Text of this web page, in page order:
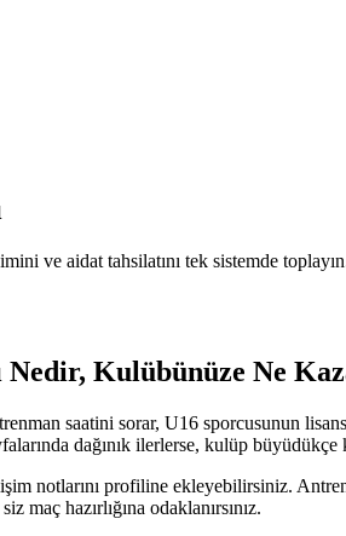
ve aidat tahsilatını tek sistemde
Nedir, Kulübünüze Ne
saatini sorar, U16 sporcusunun
dağınık ilerlerse, kulüp
notlarını profiline ekleyebilirsiniz.
maç hazırlığına odaklanırsınız.